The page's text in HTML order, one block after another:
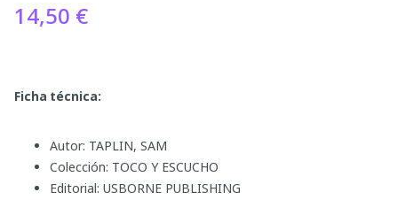
14,50 €
Ficha técnica:
Autor: TAPLIN, SAM
Colección: TOCO Y ESCUCHO
Editorial: USBORNE PUBLISHING